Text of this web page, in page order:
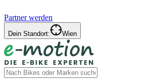
Partner werden
Dein Standort: Wien